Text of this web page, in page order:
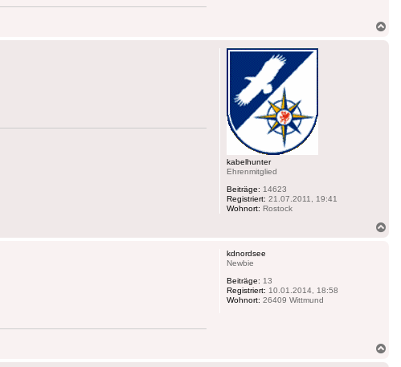
kabelhunter
Ehrenmitglied
Beiträge: 14623
Registriert: 21.07.2011, 19:41
Wohnort: Rostock
kdnordsee
Newbie
Beiträge: 13
Registriert: 10.01.2014, 18:58
Wohnort: 26409 Wittmund